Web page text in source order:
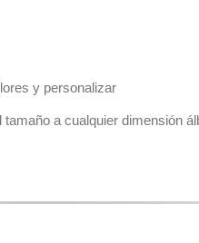
y personalizar
a cualquier dimensión